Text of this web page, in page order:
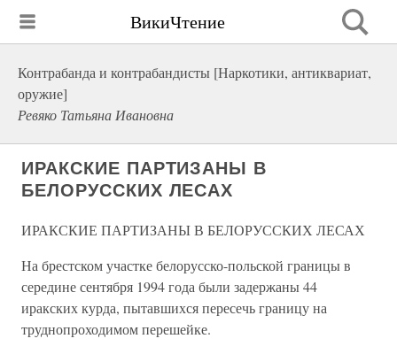
ВикиЧтение
Контрабанда и контрабандисты [Наркотики, антиквариат,
оружие]
Ревяко Татьяна Ивановна
ИРАКСКИЕ ПАРТИЗАНЫ В
БЕЛОРУССКИХ ЛЕСАХ
ИРАКСКИЕ ПАРТИЗАНЫ В БЕЛОРУССКИХ ЛЕСАХ
На брестском участке белорусско-польской границы в
середине сентября 1994 года были задержаны 44
иракских курда, пытавшихся пересечь границу на
труднопроходимом перешейке.